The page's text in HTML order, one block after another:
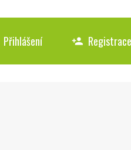
Přihlášení person_add Registrace